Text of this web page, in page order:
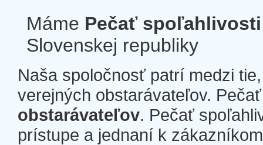
Máme Pečať spoľahlivosti
Slovenskej republiky
Naša spoločnosť patrí medzi
verejných obstarávateľov.
obstarávateľov. Pečať
prístupe a jednaní k